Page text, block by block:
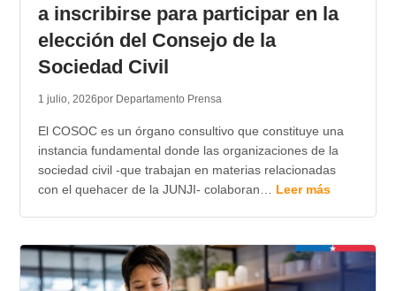
a inscribirse para participar en la
elección del Consejo de la
Sociedad Civil
1 julio, 2026por Departamento Prensa
El COSOC es un órgano consultivo que constituye una
instancia fundamental donde las organizaciones de la
sociedad civil -que trabajan en materias relacionadas
con el quehacer de la JUNJI- colaboran… Leer más